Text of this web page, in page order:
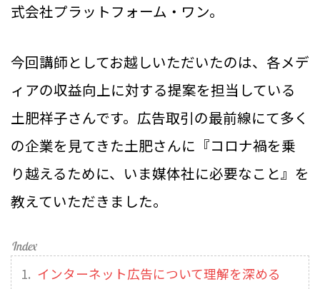
式会社プラットフォーム・ワン。
今回講師としてお越しいただいたのは、各メデ
ィアの収益向上に対する提案を担当している
土肥祥子さんです。広告取引の最前線にて多く
の企業を見てきた土肥さんに『コロナ禍を乗
り越えるために、いま媒体社に必要なこと』を
教えていただきました。
インターネット広告について理解を深める